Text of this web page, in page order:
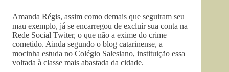
Amanda Régis, assim como demais que seguiram seu
mau exemplo, já se encarregou de excluir sua conta na
Rede Social Twiter, o que não a exime do crime
cometido. Ainda segundo o blog catarinense, a
mocinha estuda no Colégio Salesiano, instituição essa
voltada à classe mais abastada da cidade.